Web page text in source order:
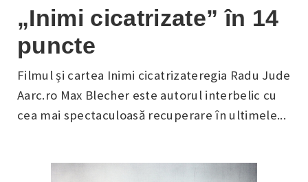
„Inimi cicatrizate” în 14
puncte
Filmul și cartea Inimi cicatrizateregia Radu Jude
Aarc.ro Max Blecher este autorul interbelic cu
cea mai spectaculoasă recuperare în ultimele...